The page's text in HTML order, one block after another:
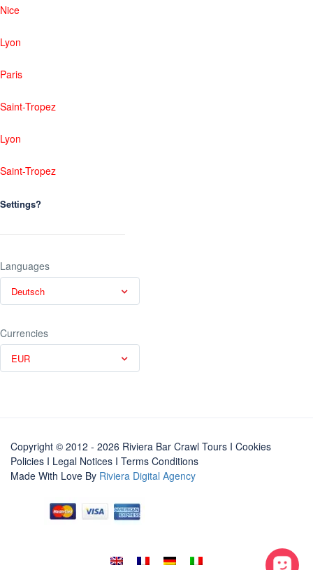
Nice
Lyon
Paris
Saint-Tropez
Lyon
Saint-Tropez
Settings?
Languages
Deutsch
Currencies
EUR
Copyright © 2012 - 2026 Riviera Bar Crawl Tours I Cookies
Policies I Legal Notices I Terms Conditions
Made With Love By Riviera Digital Agency